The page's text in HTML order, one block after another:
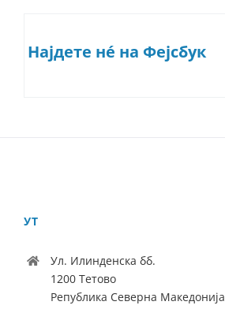
Најдете нé на Фејсбук
УТ
Ул. Илинденска бб.
1200 Тетово
Република Северна Македонија